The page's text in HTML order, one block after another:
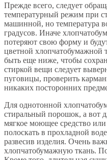
Прежде всего, следует
температурный режим при
машинной, но температура
градусов. Иначе
потеряют свою форму и
цветной хлопчатобумажной
быть еще ниже, чтобы
стиркой вещи следует
пуговицы, проверить
никаких посторонних
Для однотонной
стиральный порошок, а вот
мягкое моющее средство
полоскать в прохладной
развесив изделия. Очень
хлопчатобумажную ткань.